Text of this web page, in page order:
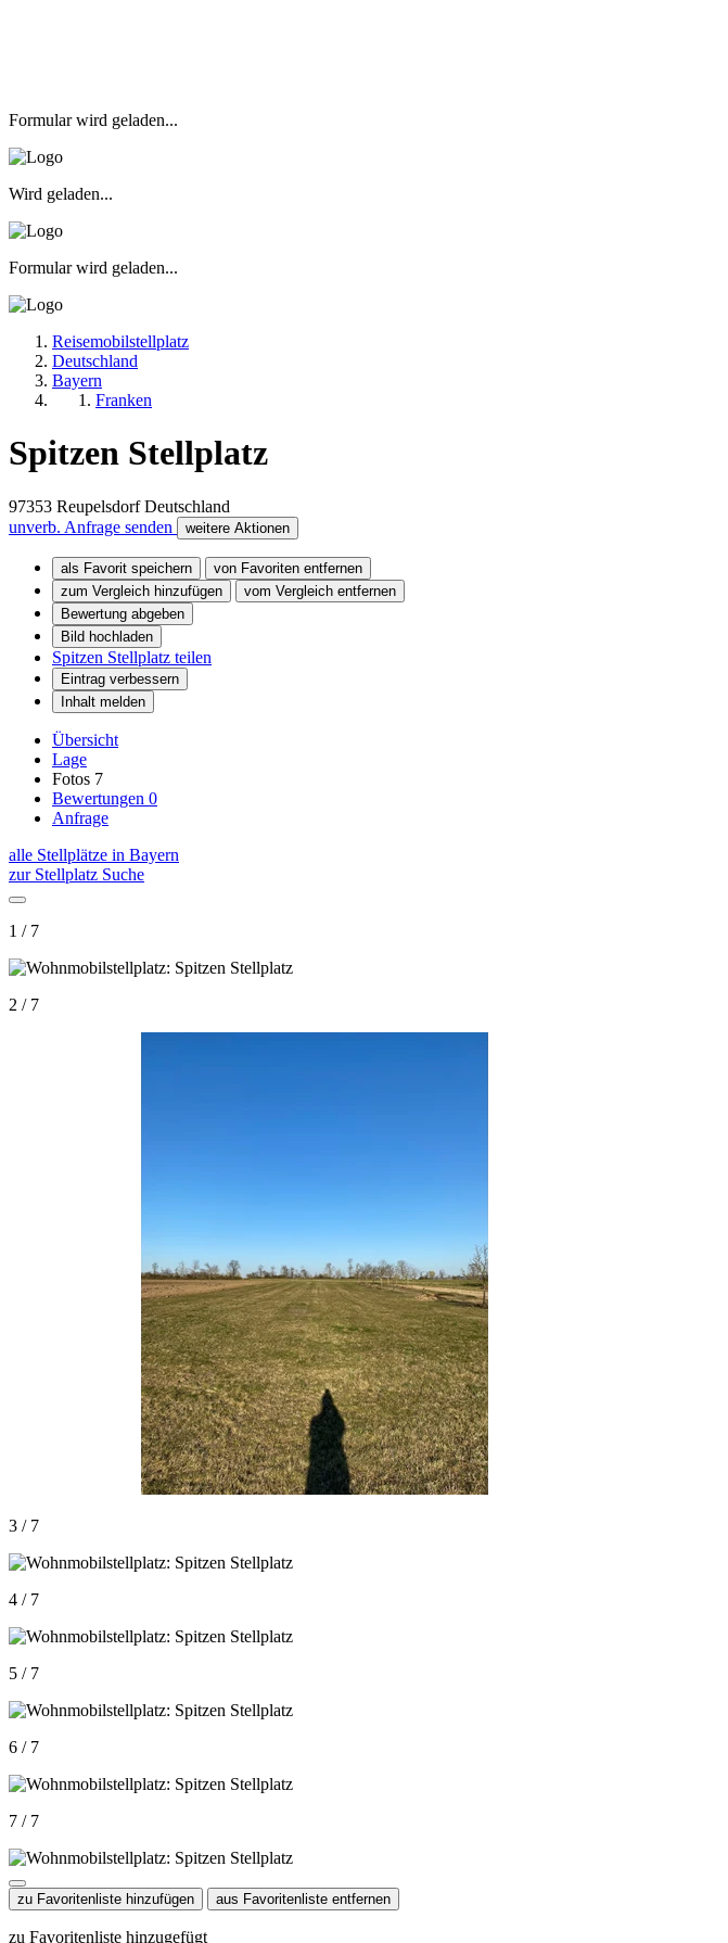
Formular wird geladen...
Wird geladen...
Formular wird geladen...
Reisemobilstellplatz
Deutschland
Bayern
Franken
Spitzen Stellplatz
97353 Reupelsdorf Deutschland
unverb. Anfrage senden
weitere Aktionen
als Favorit speichern
von Favoriten entfernen
zum Vergleich hinzufügen
vom Vergleich entfernen
Bewertung abgeben
Bild hochladen
Spitzen Stellplatz teilen
Eintrag verbessern
Inhalt melden
Übersicht
Lage
Fotos 7
Bewertungen 0
Anfrage
alle Stellplätze in Bayern
zur Stellplatz Suche
1 / 7
2 / 7
3 / 7
4 / 7
5 / 7
6 / 7
7 / 7
zu Favoritenliste hinzufügen aus Favoritenliste entfernen
zu Favoritenliste hinzugefügt